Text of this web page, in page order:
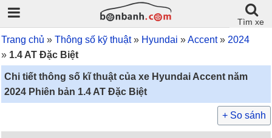
Tìm xe
Trang chủ Thông số kỹ thuật Hyundai Accent
2024
1.4 AT Đặc Biệt
Chi tiết thông số kĩ thuật của xe Hyundai Accent năm
2024 Phiên bản 1.4 AT Đặc Biệt
+ So sánh